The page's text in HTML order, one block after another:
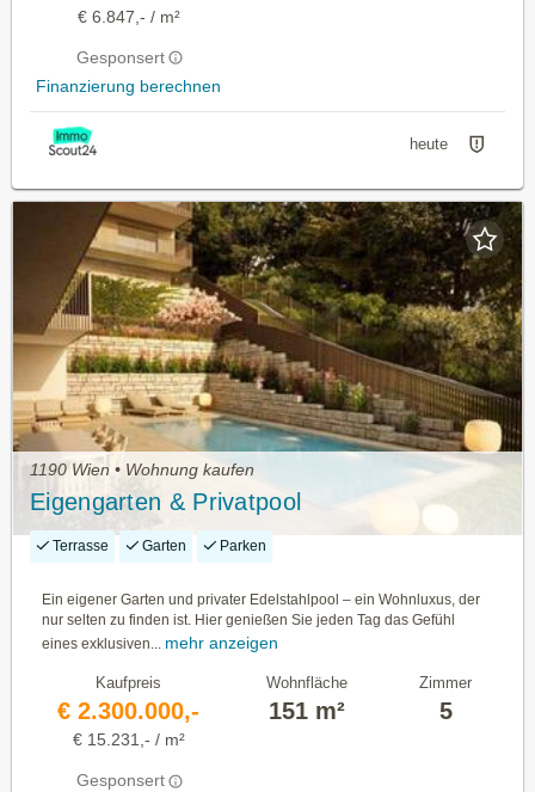
€ 6.847,- / m²
Gesponsert
Finanzierung berechnen
heute
1190 Wien • Wohnung kaufen
Eigengarten & Privatpool
Terrasse Garten Parken
Ein eigener Garten und privater Edelstahlpool – ein Wohnluxus, der
nur selten zu finden ist. Hier genießen Sie jeden Tag das Gefühl
eines exklusiven... mehr anzeigen
Kaufpreis
€ 2.300.000,-
€ 15.231,- / m²
Gesponsert
Wohnfläche
151 m²
Zimmer
5